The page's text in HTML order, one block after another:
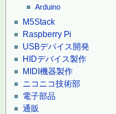
Arduino
M5Stack
Raspberry Pi
USBデバイス開発
HIDデバイス製作
MIDI機器製作
ニコニコ技術部
電子部品
通販